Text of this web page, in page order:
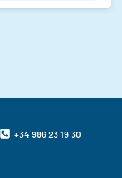
+34 986 23 19 30